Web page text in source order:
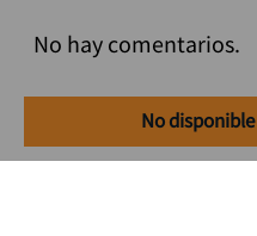
No disponible
No hay comentarios.